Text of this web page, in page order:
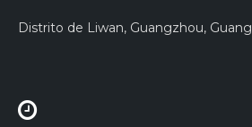
Distrito de Liwan, Guangzhou,